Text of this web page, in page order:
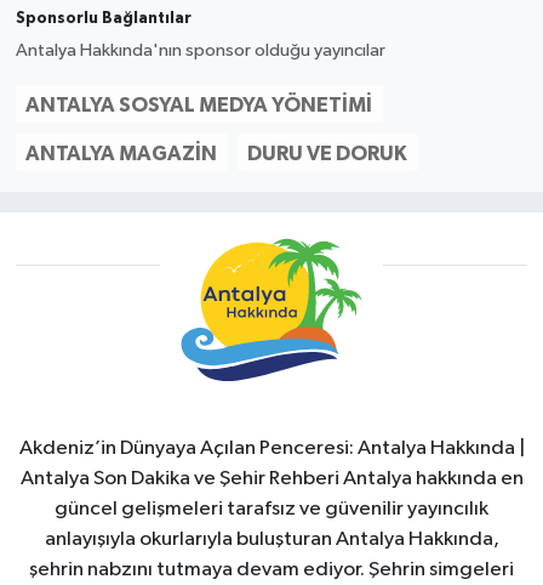
Sponsorlu Bağlantılar
Antalya Hakkında'nın sponsor olduğu yayıncılar
ANTALYA SOSYAL MEDYA YÖNETIMI
ANTALYA MAGAZIN DURU VE DORUK
Akdeniz’in Dünyaya Açılan Penceresi: Antalya Hakkında |
Antalya Son Dakika ve Şehir Rehberi Antalya hakkında en
güncel gelişmeleri tarafsız ve güvenilir yayıncılık
anlayışıyla okurlarıyla buluşturan Antalya Hakkında,
şehrin nabzını tutmaya devam ediyor. Şehrin simgeleri